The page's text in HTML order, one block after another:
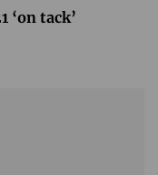
‘on tack’